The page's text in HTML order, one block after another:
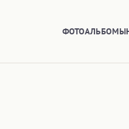
ФОТОАЛЬБОМЫ